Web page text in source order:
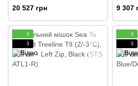
183 см - Left Zip, Light
Gray/Yellow (STS ASP3-R)
2019
20 527 грн
183 см
ATR1-
9 307
3
3
3
3